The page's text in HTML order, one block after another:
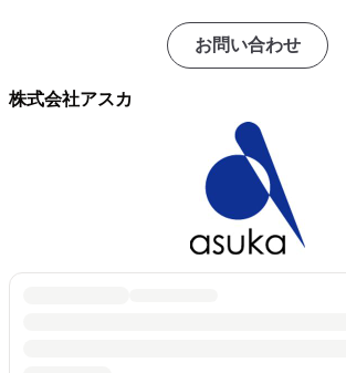
お問い合わせ
株式会社アスカ